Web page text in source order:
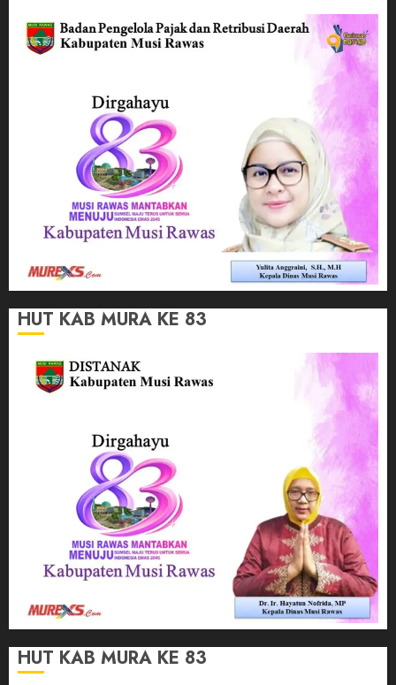
HUT KAB MURA KE 83
HUT KAB MURA KE 83